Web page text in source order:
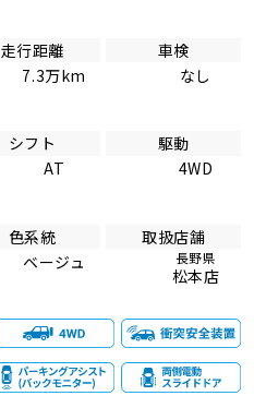
走行距離
7.3万km
車検
なし
シフト
AT
駆動
4WD
色系統
ベージュ
取扱店舗
長野県
松本店